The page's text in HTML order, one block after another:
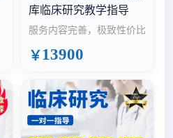
库临床研究教学指导
服务内容完善，极致性价比
￥13900